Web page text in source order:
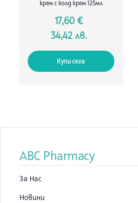
крем с колд крем 125мл
17,60 €
34,42 лв.
Купи сега
ABC Pharmacy
За Нас
Новини